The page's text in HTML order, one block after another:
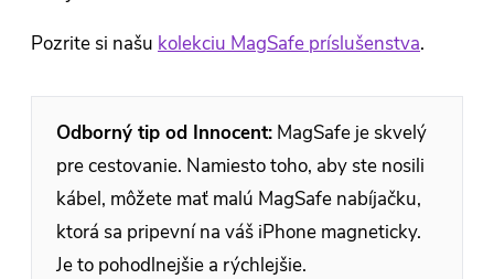
Pozrite si našu kolekciu MagSafe príslušenstva.
Odborný tip od Innocent: MagSafe je skvelý
pre cestovanie. Namiesto toho, aby ste nosili
kábel, môžete mať malú MagSafe nabíjačku,
ktorá sa pripevní na váš iPhone magneticky.
Je to pohodlnejšie a rýchlejšie.